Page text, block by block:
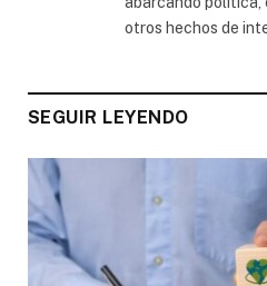
otros hechos de
SEGUIR LEYENDO